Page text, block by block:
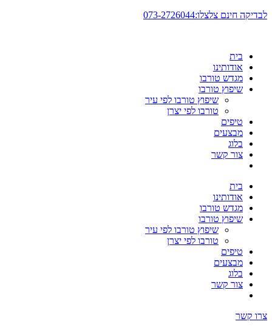
דלג
לבדיקה חינם צלצלו:073-2726044
בית
אודותינו
מגדש טורבו
שיפוץ טורבו
שיפוץ טורבו לפי עיר
טורבו לפי יצרן
טיפים
מבצעים
בלוג
צור קשר
בית
אודותינו
מגדש טורבו
שיפוץ טורבו
שיפוץ טורבו לפי עיר
טורבו לפי יצרן
טיפים
מבצעים
בלוג
צור קשר
צרו קשר